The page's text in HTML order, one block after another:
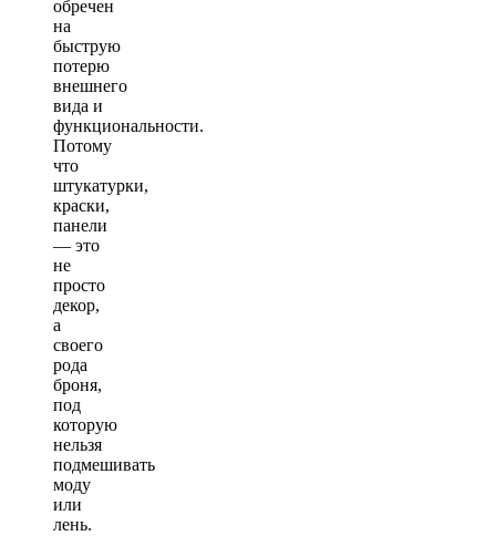
обречен
на
быструю
потерю
внешнего
вида и
функциональности.
Потому
что
штукатурки,
краски,
панели
— это
не
просто
декор,
а
своего
рода
броня,
под
которую
нельзя
подмешивать
моду
или
лень.